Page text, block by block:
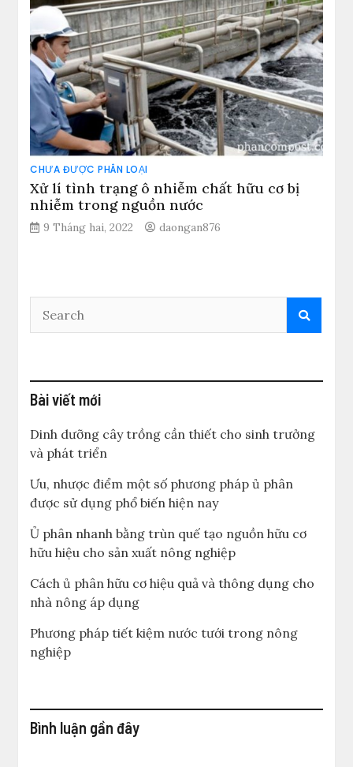
CHƯA ĐƯỢC PHÂN LOẠI
Xử lí tình trạng ô nhiễm chất hữu cơ bị
nhiễm trong nguồn nước
9 Tháng hai, 2022 daongan876
Bài viết mới
Dinh dưỡng cây trồng cần thiết cho sinh trưởng
và phát triển
Ưu, nhược điểm một số phương pháp ủ phân
được sử dụng phổ biến hiện nay
Ủ phân nhanh bằng trùn quế tạo nguồn hữu cơ
hữu hiệu cho sản xuất nông nghiệp
Cách ủ phân hữu cơ hiệu quả và thông dụng cho
nhà nông áp dụng
Phương pháp tiết kiệm nước tưới trong nông
nghiệp
Bình luận gần đây